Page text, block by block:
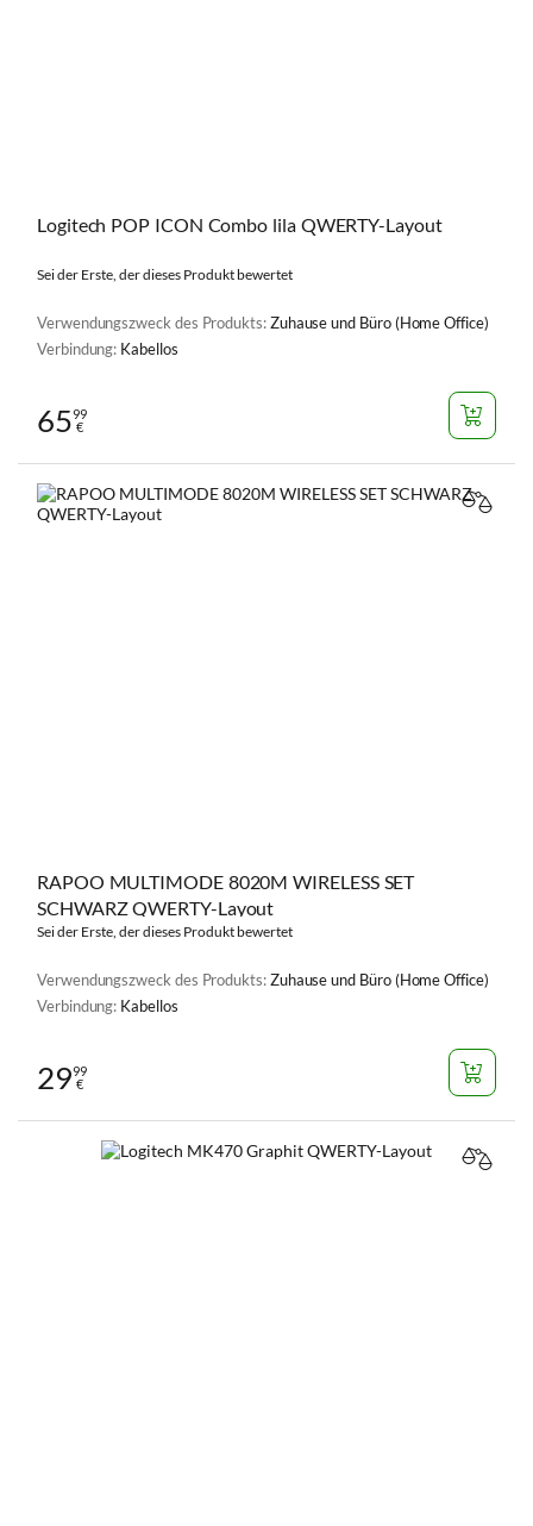
Logitech POP ICON Combo lila QWERTY-Layout
Sei der Erste, der dieses Produkt bewertet
Verwendungszweck des Produkts:Zuhause und Büro (Home Office)
Verbindung: Kabellos
6599
€
RAPOO MULTIMODE 8020M WIRELESS SET
SCHWARZ QWERTY-Layout
Sei der Erste, der dieses Produkt bewertet
Verwendungszweck des Produkts:Zuhause und Büro (Home Office)
Verbindung: Kabellos
2999
€